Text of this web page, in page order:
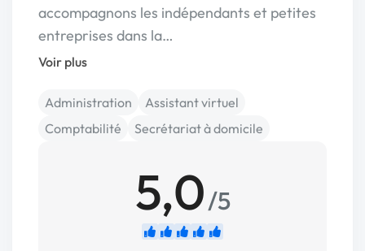
accompagnons les indépendants et petites
entreprises dans la…
Voir plus
Administration
Assistant virtuel
Comptabilité
Secrétariat à domicile
5,0/5